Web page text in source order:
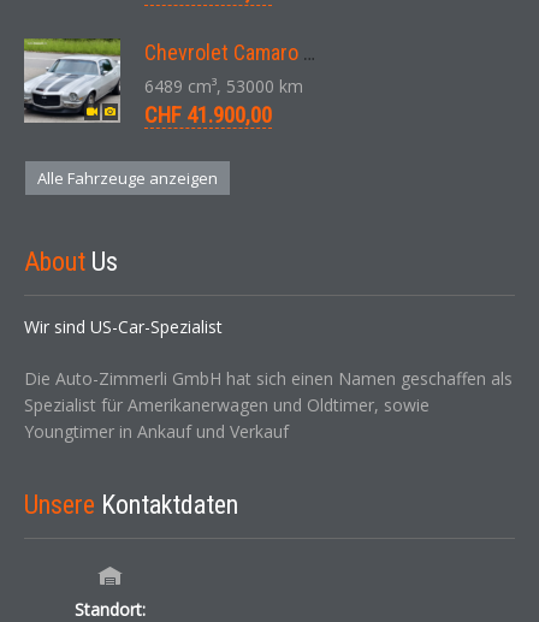
Chevrolet Camaro SS 396 LS3 Coupe Aut. 1971
6489 cm³, 53000 km
CHF 41.900,00
Alle Fahrzeuge anzeigen
About Us
Wir sind US-Car-Spezialist
Die Auto-Zimmerli GmbH hat sich einen Namen geschaffen als
Spezialist für Amerikanerwagen und Oldtimer, sowie
Youngtimer in Ankauf und Verkauf
Unsere Kontaktdaten
Standort: